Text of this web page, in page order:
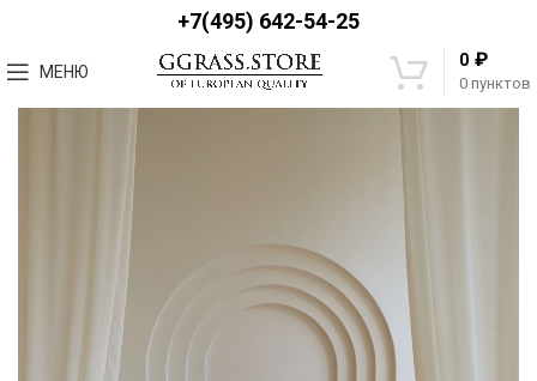
+7(495) 642-54-25
МЕНЮ
0 пунктов
0 ₽